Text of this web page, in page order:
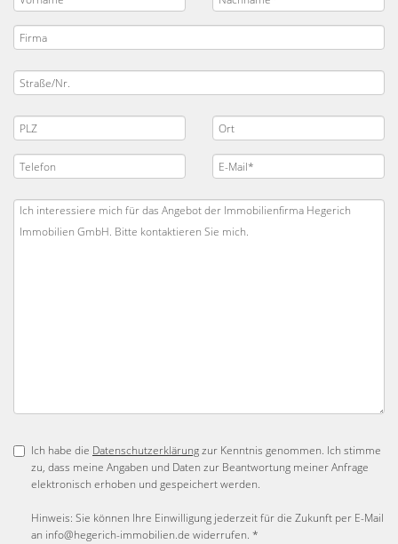
Ich habe die Datenschutzerklärungzur Kenntnis genommen. Ich stimme
zu, dass meine Angaben und Daten zur Beantwortung meiner Anfrage
elektronisch erhoben und gespeichert werden.
Hinweis: Sie können Ihre Einwilligung jederzeit für die Zukunft per E-Mail
an info@hegerich-immobilien.de widerrufen. *